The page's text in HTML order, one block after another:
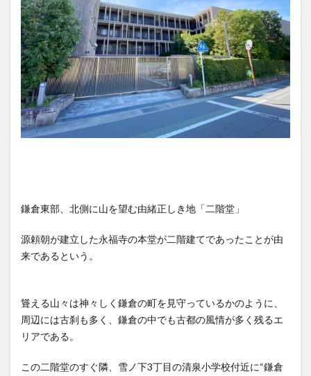
鎌倉東部、北側に山を望む由緒正しき地「二階堂」
源頼朝が建立した永福寺の本堂が二階建てであったことが由
来であるという。
聳える山々は神々しく鎌倉の町を見守っているかのように、
周辺には古刹も多く、鎌倉の中でも古都の風情が多く残るエ
リアである。
この二階堂のすぐ隣、雪ノ下3丁目の清泉小学校付近に“鎌倉